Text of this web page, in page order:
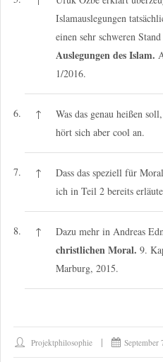
Islamauslegungen
einen sehr schweren
Auslegungen des Islam.
1/2016.
6. ↑
Was das genau heißen
hört sich aber cool an.
7. ↑
Dass das speziell für
ich in Teil 2 bereits
8. ↑ Dazu mehr in Andreas
christlichen Moral. 9.
Marburg, 2015.
Projektphilosophie September